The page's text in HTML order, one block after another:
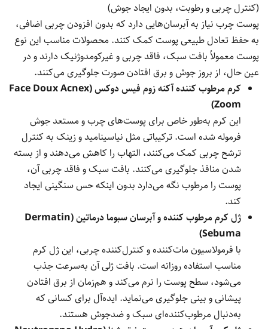
(کنترل چربی و رطوبت، بدون ایجاد جوش)
پوست چرب نیاز به آبرسان‌هایی دارد که بدون افزودن چربی اضافی،
به حفظ تعادل طبیعی پوست کمک کنند. محصولات مناسب این نوع
پوست معمولاً بافت سبک، فاقد چربی و غیرکومدوژنیک دارند و در
عین حال، از بروز جوش و برق افتادن صورت جلوگیری می‌کنند.
کرم مرطوب کننده آکنه زوم فیس دوکس (Face Doux Acnex
Zoom)
این کرم به‌طور خاص برای پوست‌های چرب و مستعد جوش
فرموله شده است. ترکیباتی مثل نیاسینامید و زینک به کنترل
ترشح چربی کمک می‌کنند، التهاب را کاهش می‌دهند و از بسته
شدن منافذ جلوگیری می‌کنند. بافت سبک و فاقد چربی آن،
پوست را مرطوب نگه می‌دارد بدون اینکه حس سنگینی ایجاد
کند.
ژل کرم مرطوب کننده و آبرسان سبوما درماتین (Dermatin
Sebuma)
با فرمولاسیون مات‌کننده و کنترل‌کننده چربی، این ژل کرم
مناسب استفاده روزانه است. بافت ژلی آن به‌سرعت جذب
می‌شود، سطح پوست را نرم می‌کند و هم‌زمان از برق افتادن
پیشانی و بینی جلوگیری می‌نماید. ایده‌آل برای کسانی که
به‌دنبال مرطوب‌کننده‌ای سبک و ضدجوش هستند.